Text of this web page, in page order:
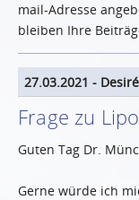
mail-Adresse
bleiben Ihre
27.03.2021 -
Frage zu
Guten Tag Dr.
Gerne würde ich